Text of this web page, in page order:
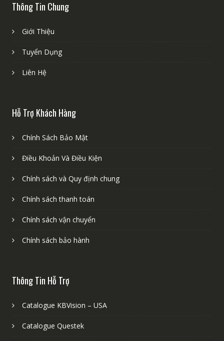
Thông Tin Chung
Giới Thiệu
Tuyển Dụng
Liên Hệ
Hỗ Trợ Khách Hàng
Chính Sách Bảo Mật
Điều Khoản Và Điều Kiện
Chính sách và Quy định chung
Chính sách thanh toán
Chính sách vận chuyển
Chính sách bảo hành
Thông Tin Hỗ Trợ
Catalogue KBVision – USA
Catalogue Questek